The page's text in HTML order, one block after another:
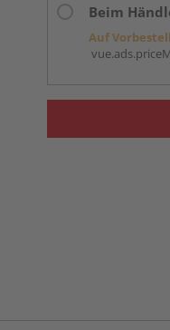
Beim
Auf